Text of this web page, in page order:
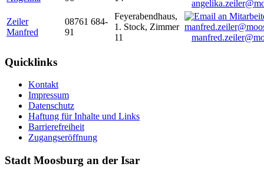
Zeiler
Manfred
08761 684-
91
Feyerabendhaus,
1. Stock, Zimmer
11
Quicklinks
Kontakt
Impressum
Datenschutz
Haftung für Inhalte und Links
Barrierefreiheit
Zugangseröffnung
Stadt Moosburg an der Isar